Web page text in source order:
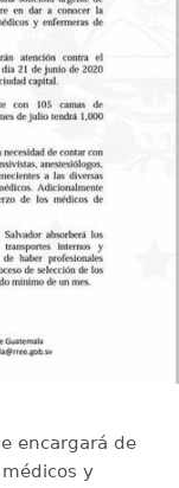
encargará de
y